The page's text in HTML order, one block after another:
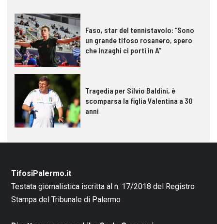
Faso, star del tennistavolo: “Sono
un grande tifoso rosanero, spero
che Inzaghi ci porti in A”
Tragedia per Silvio Baldini, è
scomparsa la figlia Valentina a 30
anni
TifosiPalermo.it
Testata giornalistica iscritta al n. 17/2018 del Registro
Stampa del Tribunale di Palermo